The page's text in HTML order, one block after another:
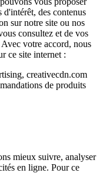
d'intérêt, des contenus
sur notre site ou nos
consultez et de vos
votre accord, nous
ce site internet :
creativecdn.com
de produits
mieux suivre, analyser
en ligne. Pour ce